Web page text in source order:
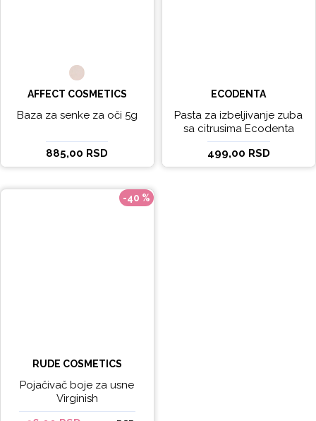
AFFECT COSMETICS
Baza za senke za oči 5g
885,00 RSD
ECODENTA
Pasta za izbeljivanje zuba
sa citrusima Ecodenta
EXPERT LINE EXCEPTIONAL
WHITENING 100ml
499,00 RSD
-40 %
RUDE COSMETICS
Pojačivač boje za usne
Virginish